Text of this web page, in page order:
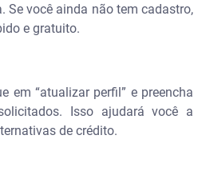
Se você ainda não tem cadastro,
e gratuito.
em “atualizar perfil” e preencha
Isso ajudará você a
de crédito.